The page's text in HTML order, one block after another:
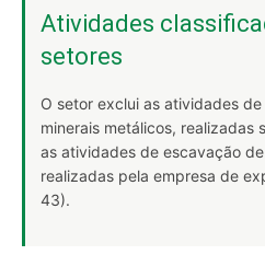
Atividades
setores
O setor exclui as atividades
minerais metálicos,
as atividades de escavação
realizadas pela empresa de
43).